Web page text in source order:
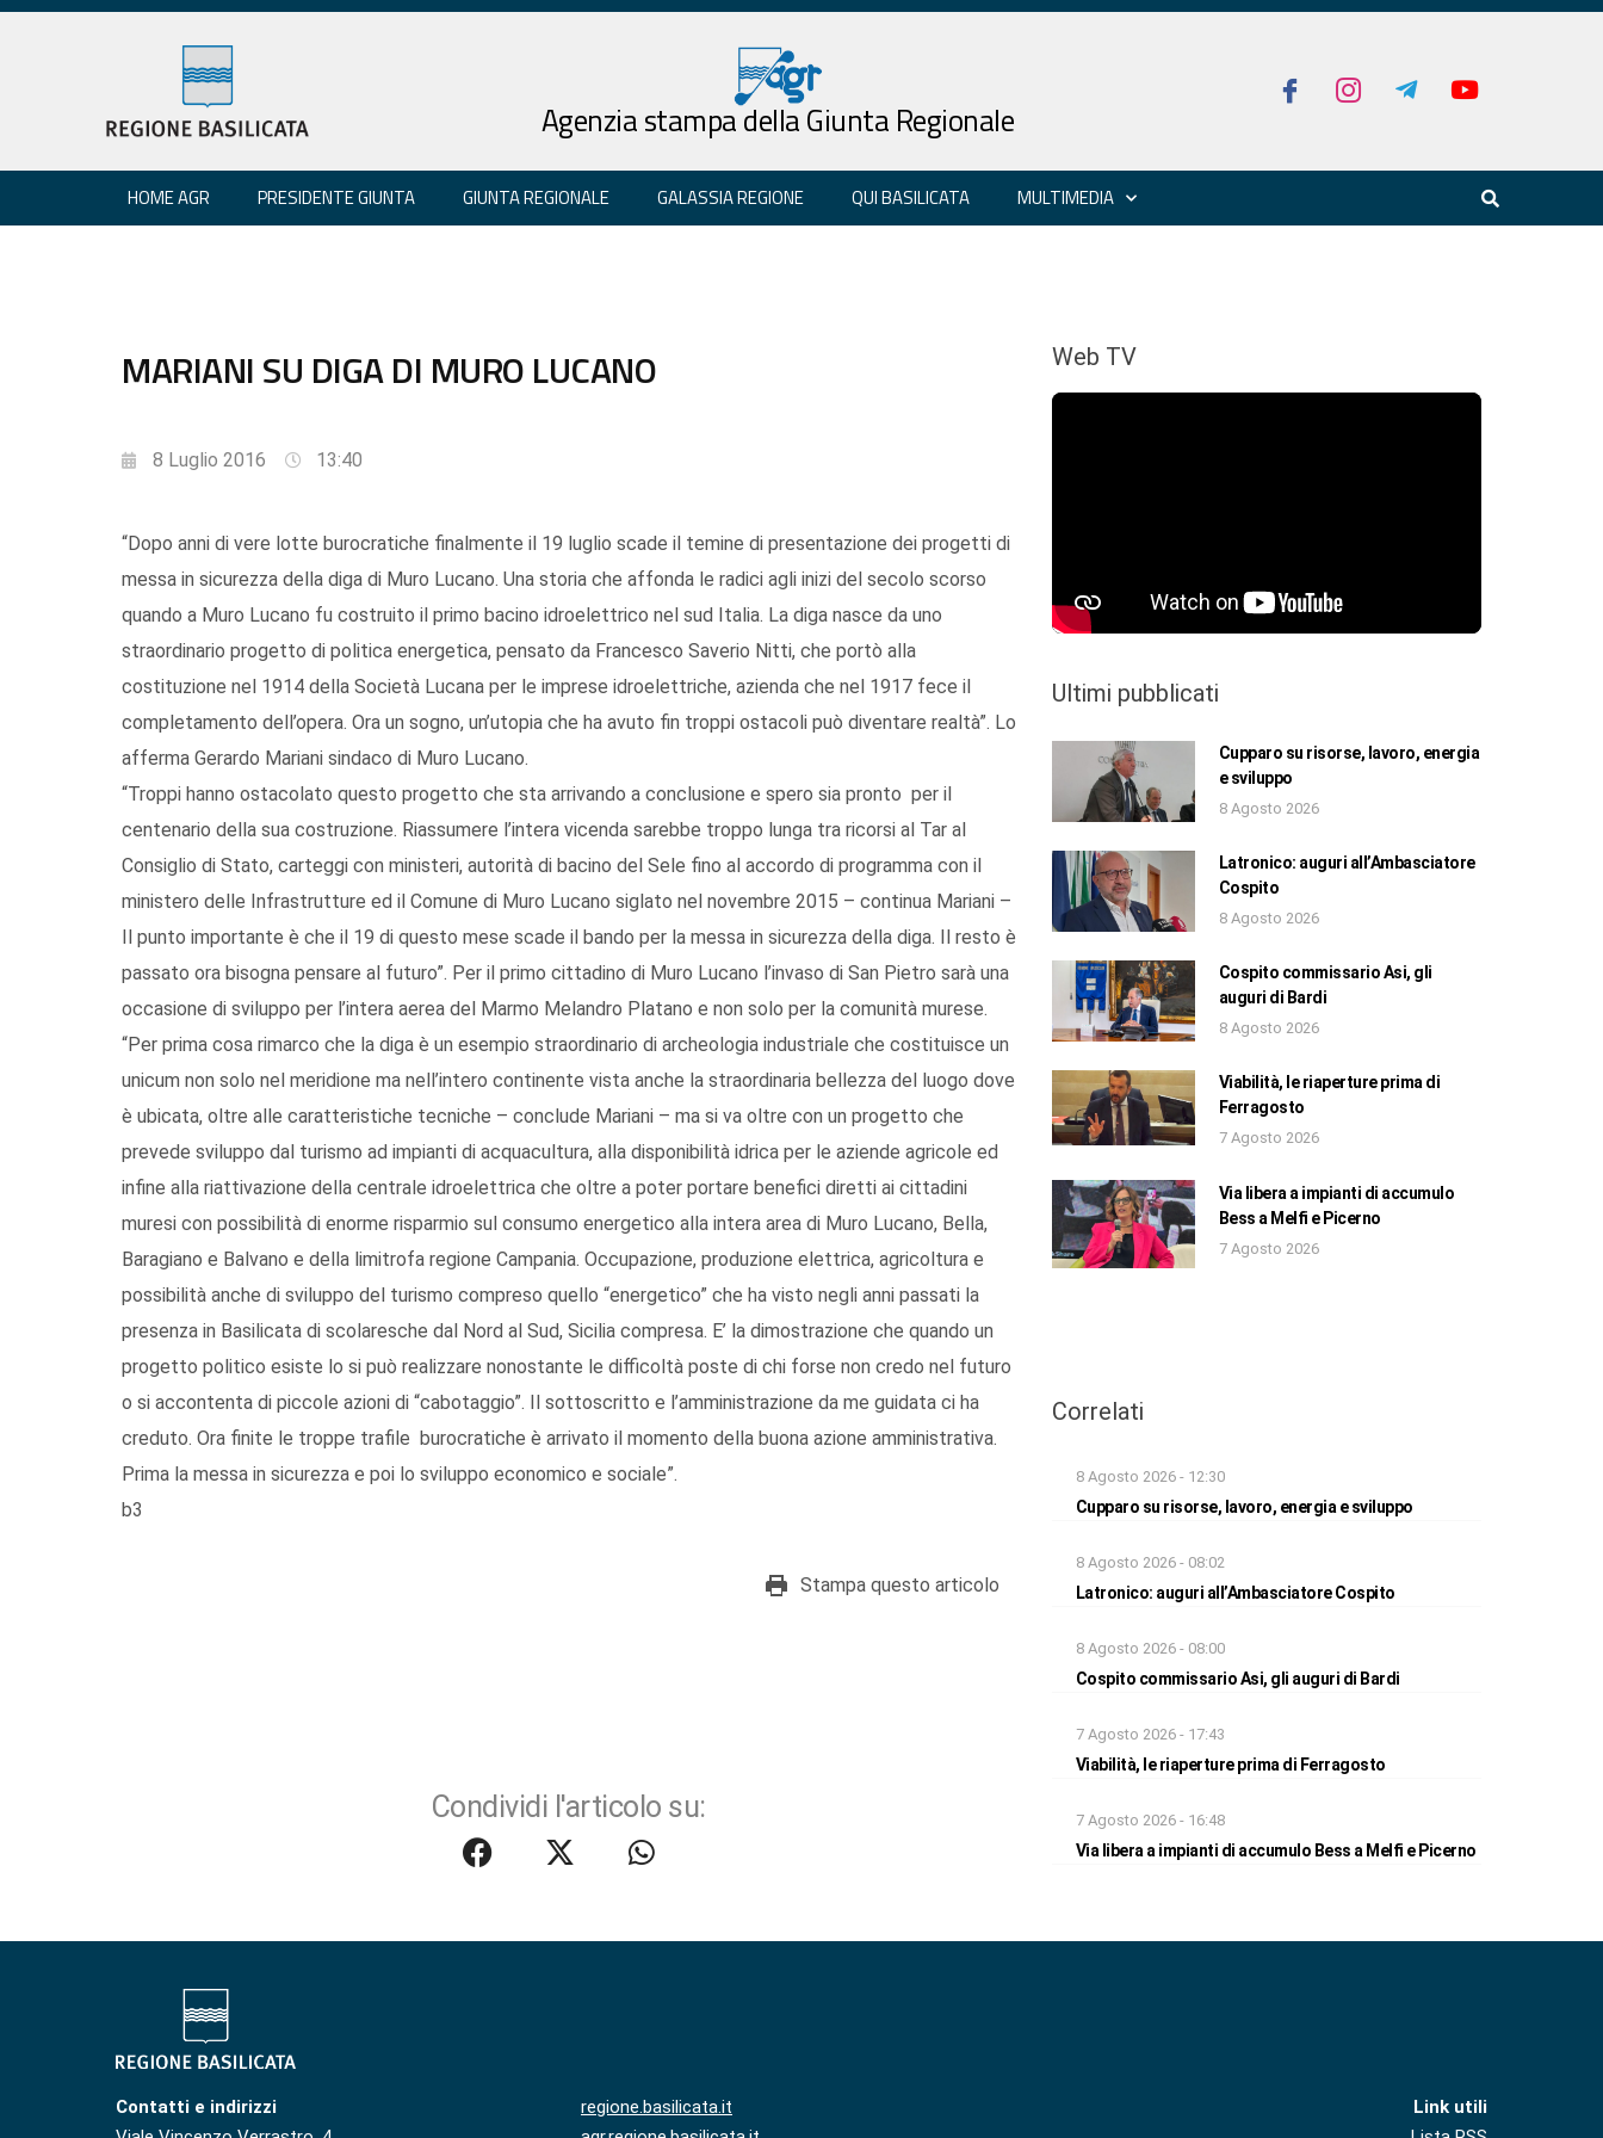
Agenzia stampa della Giunta Regionale
HOME AGR PRESIDENTE GIUNTA GIUNTA REGIONALE GALASSIA REGIONE QUI BASILICATA MULTIMEDIA
MARIANI SU DIGA DI MURO LUCANO
8 Luglio 2016 13:40
“Dopo anni di vere lotte burocratiche finalmente il 19 luglio scade il temine di presentazione dei progetti di
messa in sicurezza della diga di Muro Lucano. Una storia che affonda le radici agli inizi del secolo scorso
quando a Muro Lucano fu costruito il primo bacino idroelettrico nel sud Italia. La diga nasce da uno
straordinario progetto di politica energetica, pensato da Francesco Saverio Nitti, che portò alla
costituzione nel 1914 della Società Lucana per le imprese idroelettriche, azienda che nel 1917 fece il
completamento dell’opera. Ora un sogno, un’utopia che ha avuto fin troppi ostacoli può diventare realtà”. Lo
afferma Gerardo Mariani sindaco di Muro Lucano.
“Troppi hanno ostacolato questo progetto che sta arrivando a conclusione e spero sia pronto per il
centenario della sua costruzione. Riassumere l’intera vicenda sarebbe troppo lunga tra ricorsi al Tar al
Consiglio di Stato, carteggi con ministeri, autorità di bacino del Sele fino al accordo di programma con il
ministero delle Infrastrutture ed il Comune di Muro Lucano siglato nel novembre 2015 – continua Mariani –
Il punto importante è che il 19 di questo mese scade il bando per la messa in sicurezza della diga. Il resto è
passato ora bisogna pensare al futuro”. Per il primo cittadino di Muro Lucano l’invaso di San Pietro sarà una
occasione di sviluppo per l’intera aerea del Marmo Melandro Platano e non solo per la comunità murese.
“Per prima cosa rimarco che la diga è un esempio straordinario di archeologia industriale che costituisce un
unicum non solo nel meridione ma nell’intero continente vista anche la straordinaria bellezza del luogo dove
è ubicata, oltre alle caratteristiche tecniche – conclude Mariani – ma si va oltre con un progetto che
prevede sviluppo dal turismo ad impianti di acquacultura, alla disponibilità idrica per le aziende agricole ed
infine alla riattivazione della centrale idroelettrica che oltre a poter portare benefici diretti ai cittadini
muresi con possibilità di enorme risparmio sul consumo energetico alla intera area di Muro Lucano, Bella,
Baragiano e Balvano e della limitrofa regione Campania. Occupazione, produzione elettrica, agricoltura e
possibilità anche di sviluppo del turismo compreso quello “energetico” che ha visto negli anni passati la
presenza in Basilicata di scolaresche dal Nord al Sud, Sicilia compresa. E’ la dimostrazione che quando un
progetto politico esiste lo si può realizzare nonostante le difficoltà poste di chi forse non credo nel futuro
o si accontenta di piccole azioni di “cabotaggio”. Il sottoscritto e l’amministrazione da me guidata ci ha
creduto. Ora finite le troppe trafile burocratiche è arrivato il momento della buona azione amministrativa.
Prima la messa in sicurezza e poi lo sviluppo economico e sociale”.
b3
Stampa questo articolo
Condividi l'articolo su:
Web TV
Ultimi pubblicati
Cupparo su risorse, lavoro, energia
e sviluppo
8 Agosto 2026
Latronico: auguri all’Ambasciatore
Cospito
8 Agosto 2026
Cospito commissario Asi, gli
auguri di Bardi
8 Agosto 2026
Viabilità, le riaperture prima di
Ferragosto
7 Agosto 2026
Via libera a impianti di accumulo
Bess a Melfi e Picerno
7 Agosto 2026
Correlati
8 Agosto 2026 - 12:30
Cupparo su risorse, lavoro, energia e sviluppo
8 Agosto 2026 - 08:02
Latronico: auguri all’Ambasciatore Cospito
8 Agosto 2026 - 08:00
Cospito commissario Asi, gli auguri di Bardi
7 Agosto 2026 - 17:43
Viabilità, le riaperture prima di Ferragosto
7 Agosto 2026 - 16:48
Via libera a impianti di accumulo Bess a Melfi e Picerno
Contatti e indirizzi
regione.basilicata.it
Link utili